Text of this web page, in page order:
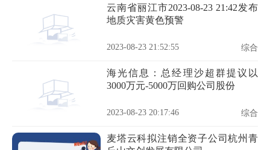
云南省丽江市2023-08-23 21:42发布
地质灾害黄色预警
2023-08-23 21:52:55 综合
海光信息：总经理沙超群提议以
3000万元-5000万回购公司股份
2023-08-23 20:17:46 综合
麦塔云科拟注销全资子公司杭州青